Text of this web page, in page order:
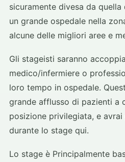
sicuramente divesa da quella
un grande ospedale nella
alcune delle migliori aree e
Gli stageisti saranno
medico/infermiere o
loro tempo in ospedale.
grande afflusso di pazienti a
posizione privilegiata, e
durante lo stage qui.
Lo stage è Principalmente